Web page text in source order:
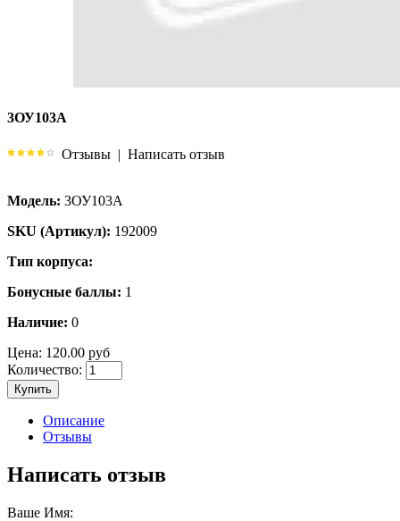
3ОУ103А
Отзывы | Написать отзыв
Модель: 3ОУ103А
SKU (Артикул): 192009
Тип корпуса:
Бонусные баллы: 1
Наличие: 0
Цена: 120.00 руб
Количество:
Купить
Описание
Отзывы
Написать отзыв
Ваше Имя: